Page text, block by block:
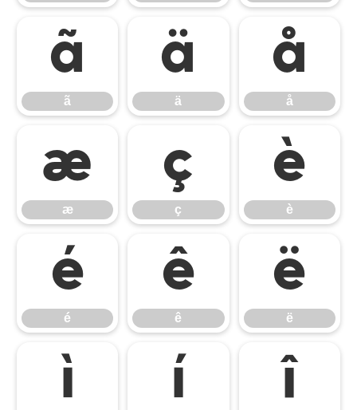
ã
ã
ä
ä
å
å
æ
æ
ç
ç
è
è
é
é
ê
ê
ë
ë
ì í î